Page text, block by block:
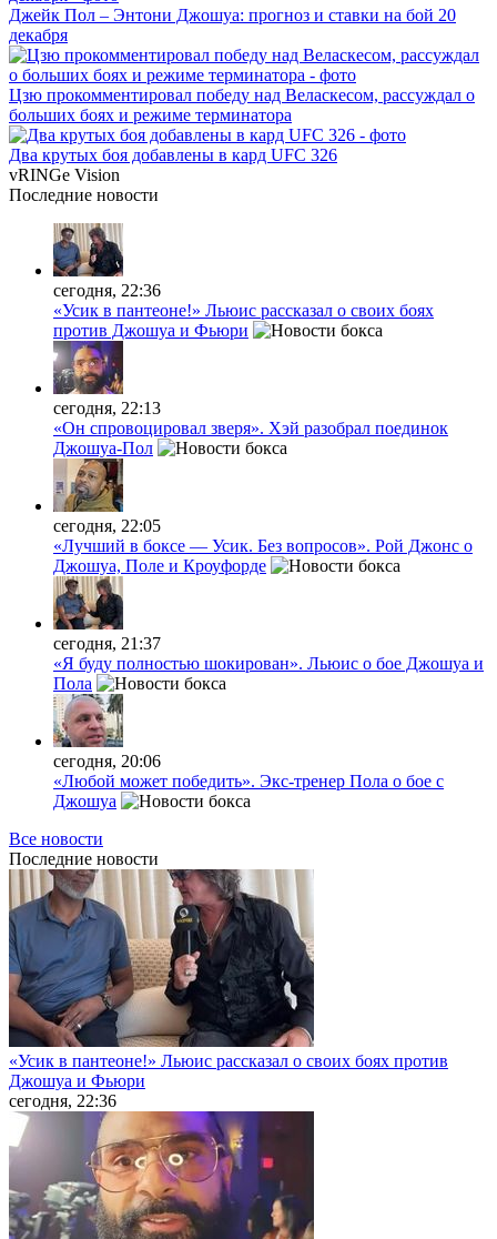
Джейк Пол – Энтони Джошуа: прогноз и ставки на бой 20
декабря
Цзю прокомментировал победу над Веласкесом, рассуждал о
больших боях и режиме терминатора
Два крутых боя добавлены в кард UFC 326
vRINGe Vision
Последние новости
сегодня, 22:36
«Усик в пантеоне!» Льюис рассказал о своих боях
против Джошуа и Фьюри
сегодня, 22:13
«Он спровоцировал зверя». Хэй разобрал поединок
Джошуа-Пол
сегодня, 22:05
«Лучший в боксе — Усик. Без вопросов». Рой Джонс о
Джошуа, Поле и Кроуфорде
сегодня, 21:37
«Я буду полностью шокирован». Льюис о бое Джошуа и
Пола
сегодня, 20:06
«Любой может победить». Экс-тренер Пола о бое с
Джошуа
Все новости
Последние новости
«Усик в пантеоне!» Льюис рассказал о своих боях против
Джошуа и Фьюри
сегодня, 22:36